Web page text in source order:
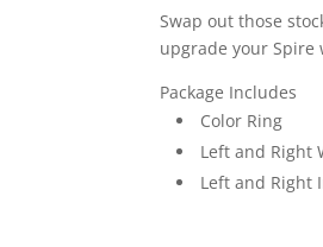
Swap out those
upgrade your Spire
Package Includes
Color Ring
Left and Right
Left and Right